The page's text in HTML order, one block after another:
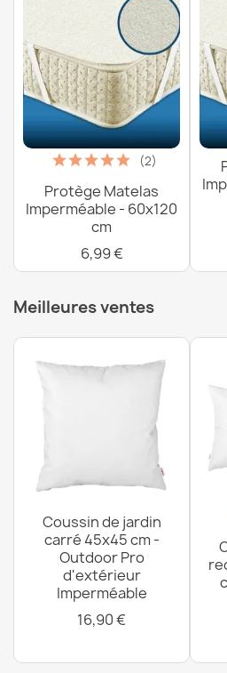
Protège Matelas Imperméable
Protège Matelas Imperméable
10,99 €
21,99 €
(2)
Protège Matelas
Imperméable - 60x120
cm
6,99 €
Meilleures ventes
Coussin de jardin
carré 45x45 cm -
Outdoor Pro
d'extérieur
Imperméable
16,90 €